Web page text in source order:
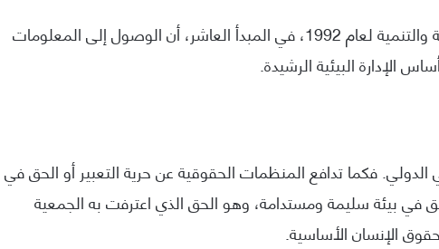
كما أكد إعلان ريو دي جانيرو، بالبرازيل بشأن البيئة والتنمية لعام 1992، في المبدأ العاشر، أن الوصول إلى المعلومات
الإدارة البيئية الرشيدة.
الدولي. فكما تدافع المنظمات الحقوقية عن حرية التعبير أو الحق في
في بيئة سليمة ومستدامة، وهو الحق الذي اعترفت به الجمعية